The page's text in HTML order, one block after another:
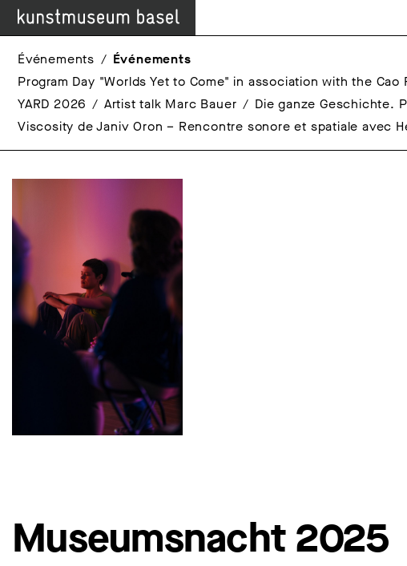
Événements
Événements
Program Day "Worlds Yet to Come" in association with the Cao
YARD 2026
Artist talk Marc Bauer
Die ganze Geschichte.
Viscosity de Janiv Oron – Rencontre sonore et spatiale avec
Museumsnacht 2025